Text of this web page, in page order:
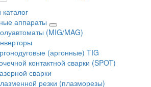
аппараты
(MIG/MAG)
(аргонные) TIG
контактной сварки (SPOT)
сварки
резки (плазморезы)